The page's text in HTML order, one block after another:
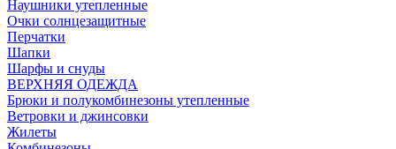
Наушники утепленные
Очки солнцезащитные
Перчатки
Шапки
Шарфы и снуды
ВЕРХНЯЯ ОДЕЖДА
Брюки и полукомбинезоны утепленные
Ветровки и джинсовки
Жилеты